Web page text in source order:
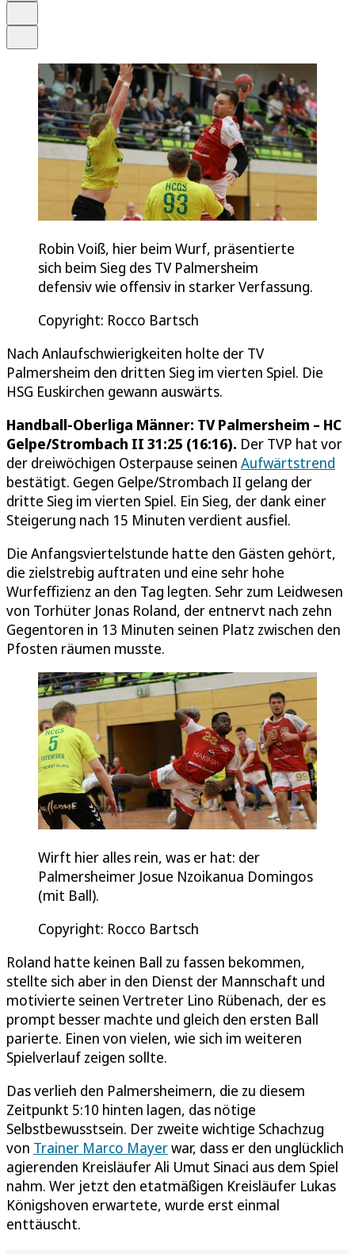
Robin Voiß, hier beim Wurf, präsentierte
sich beim Sieg des TV Palmersheim
defensiv wie offensiv in starker Verfassung.
Copyright: Rocco Bartsch
Nach Anlaufschwierigkeiten holte der TV
Palmersheim den dritten Sieg im vierten Spiel. Die
HSG Euskirchen gewann auswärts.
Handball-Oberliga Männer: TV Palmersheim – HC
Gelpe/Strombach II 31:25 (16:16). Der TVP hat vor
der dreiwöchigen Osterpause seinen Aufwärtstrend
bestätigt. Gegen Gelpe/Strombach II gelang der
dritte Sieg im vierten Spiel. Ein Sieg, der dank einer
Steigerung nach 15 Minuten verdient ausfiel.
Die Anfangsviertelstunde hatte den Gästen gehört,
die zielstrebig auftraten und eine sehr hohe
Wurfeffizienz an den Tag legten. Sehr zum Leidwesen
von Torhüter Jonas Roland, der entnervt nach zehn
Gegentoren in 13 Minuten seinen Platz zwischen den
Pfosten räumen musste.
Wirft hier alles rein, was er hat: der
Palmersheimer Josue Nzoikanua Domingos
(mit Ball).
Copyright: Rocco Bartsch
Roland hatte keinen Ball zu fassen bekommen,
stellte sich aber in den Dienst der Mannschaft und
motivierte seinen Vertreter Lino Rübenach, der es
prompt besser machte und gleich den ersten Ball
parierte. Einen von vielen, wie sich im weiteren
Spielverlauf zeigen sollte.
Das verlieh den Palmersheimern, die zu diesem
Zeitpunkt 5:10 hinten lagen, das nötige
Selbstbewusstsein. Der zweite wichtige Schachzug
von Trainer Marco Mayerwar, dass er den unglücklich
agierenden Kreisläufer Ali Umut Sinaci aus dem Spiel
nahm. Wer jetzt den etatmäßigen Kreisläufer Lukas
Königshoven erwartete, wurde erst einmal
enttäuscht.